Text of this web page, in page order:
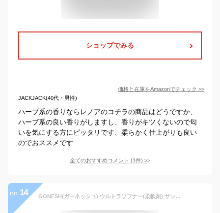
ショップでみる
価格と在庫をAmazonでチェック >>
JACKJACK(40代・男性)
ハーブ系の香りならレノアのコチラの商品はどうですか、
ハーブ系の良い香りがしますし、香りがキツくないので匂
いを気にする方にピッタリです、柔らかく仕上がりも良い
のでおススメです
全てのおすすめコメント (1件) >
no. 14 GONESH(ガーネッシュ) ウルトラソフナー(柔軟剤) サンダルウッド(白檀の香り) 600ml サンダルウッド 98×60×223mm